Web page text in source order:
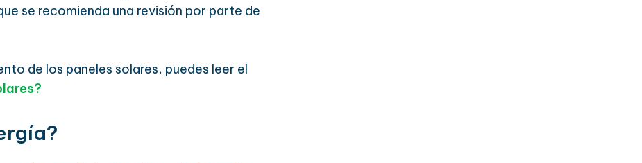
se recomienda una revisión por parte de
de los paneles solares, puedes leer el